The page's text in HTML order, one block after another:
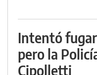
Intentó
pero la
Cipolletti